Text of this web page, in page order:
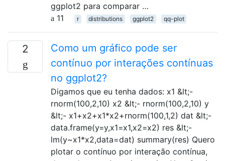
ggplot2 para comparar …
11
r distributions ggplot2 qq-plot
2
Como um gráfico pode ser
contínuo por interações contínuas
no ggplot2?
Digamos que eu tenha dados: x1 &lt;-
rnorm(100,2,10) x2 &lt;- rnorm(100,2,10) y
&lt;- x1+x2+x1*x2+rnorm(100,1,2) dat &lt;-
data.frame(y=y,x1=x1,x2=x2) res &lt;-
lm(y~x1*x2,data=dat) summary(res) Quero
plotar o contínuo por interação contínua,